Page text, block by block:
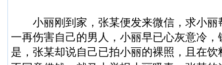
小丽刚到家，张某便发来微信，求小丽
一再伤害自己的男人，小丽早已心灰意冷
是，张某却说自己已拍小丽的裸照，且在